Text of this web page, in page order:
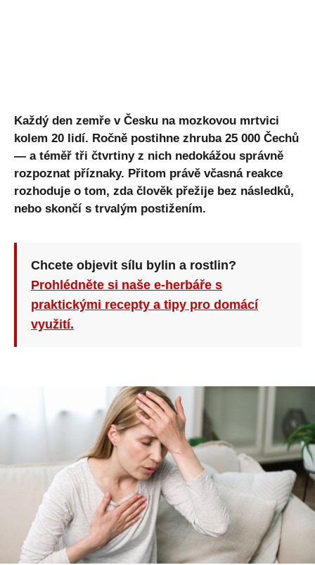
Každý den zemře v Česku na mozkovou mrtvici
kolem 20 lidí. Ročně postihne zhruba 25 000 Čechů
— a téměř tři čtvrtiny z nich nedokážou správně
rozpoznat příznaky. Přitom právě včasná reakce
rozhoduje o tom, zda člověk přežije bez následků,
nebo skončí s trvalým postižením.
Chcete objevit sílu bylin a rostlin?
Prohlédněte si naše e-herbáře s
praktickými recepty a tipy pro domácí
využití.